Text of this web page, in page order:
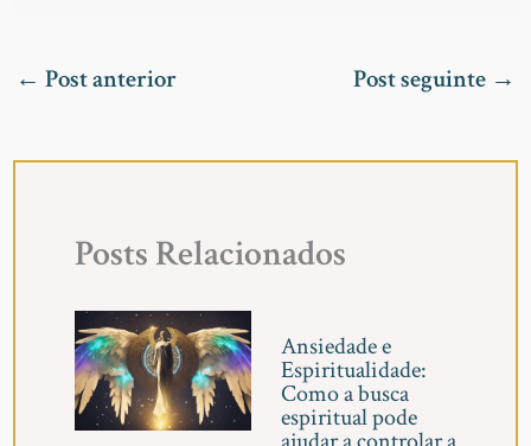
← Post anterior Post seguinte →
Posts Relacionados
Ansiedade e
Espiritualidade:
Como a busca
espiritual pode